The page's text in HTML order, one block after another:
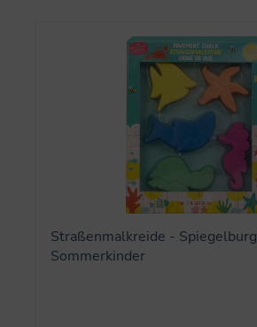
Straßenmalkreide - Spiegelburg
Sommerkinder